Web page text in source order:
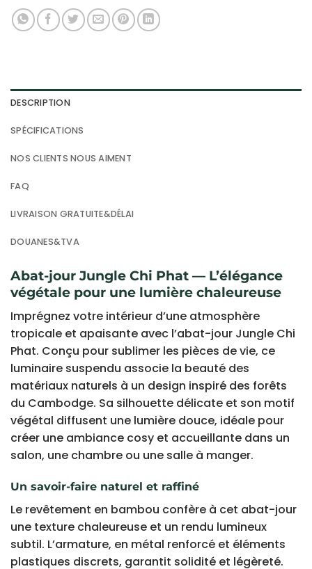
DESCRIPTION
SPÉCIFICATIONS
NOS CLIENTS NOUS AIMENT
FAQ
LIVRAISON GRATUITE&DÉLAI
DOUANES&TVA
Abat-jour Jungle Chi Phat — L’élégance
végétale pour une lumière chaleureuse
Imprégnez votre intérieur d’une atmosphère
tropicale et apaisante avec l’abat-jour Jungle Chi
Phat. Conçu pour sublimer les pièces de vie, ce
luminaire suspendu associe la beauté des
matériaux naturels à un design inspiré des forêts
du Cambodge. Sa silhouette délicate et son motif
végétal diffusent une lumière douce, idéale pour
créer une ambiance cosy et accueillante dans un
salon, une chambre ou une salle à manger.
Un savoir-faire naturel et raffiné
Le revêtement en bambou confère à cet abat-jour
une texture chaleureuse et un rendu lumineux
subtil. L’armature, en métal renforcé et éléments
plastiques discrets, garantit solidité et légèreté.